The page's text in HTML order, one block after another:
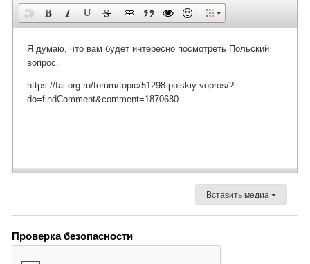
Вставить медиа
Проверка безопасности